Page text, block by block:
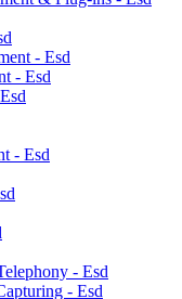
- Esd
- Esd
- Esd
- Esd
- Esd